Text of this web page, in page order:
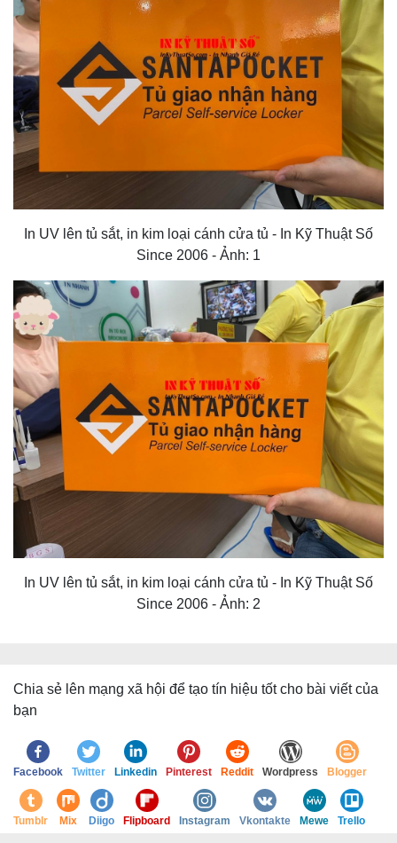
In UV lên tủ sắt, in kim loại cánh cửa tủ - In Kỹ Thuật Số
Since 2006 - Ảnh: 1
In UV lên tủ sắt, in kim loại cánh cửa tủ - In Kỹ Thuật Số
Since 2006 - Ảnh: 2
Chia sẻ lên mạng xã hội để tạo tín hiệu tốt cho bài viết của
bạn
Facebook Twitter Linkedin Pinterest Reddit Wordpress Blogger
Tumblr Mix Diigo Flipboard Instagram Vkontakte Mewe Trello